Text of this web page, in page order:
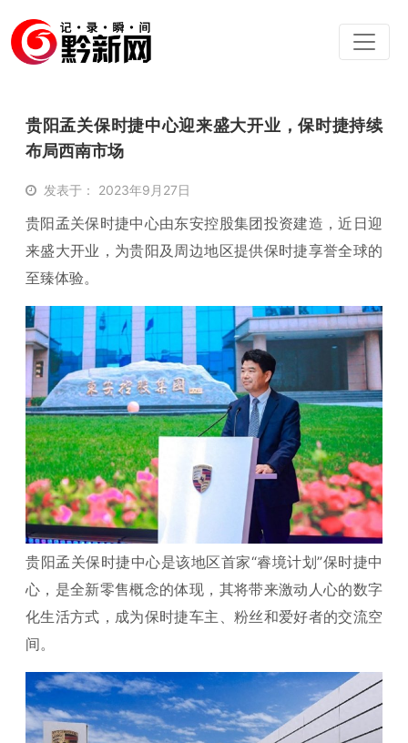
贵阳孟关保时捷中心迎来盛大开业，保时捷持续
布局西南市场
发表于： 2023年9月27日
贵阳孟关保时捷中心由东安控股集团投资建造，近日迎
来盛大开业，为贵阳及周边地区提供保时捷享誉全球的
至臻体验。
贵阳孟关保时捷中心是该地区首家“睿境计划”保时捷中
心，是全新零售概念的体现，其将带来激动人心的数字
化生活方式，成为保时捷车主、粉丝和爱好者的交流空
间。